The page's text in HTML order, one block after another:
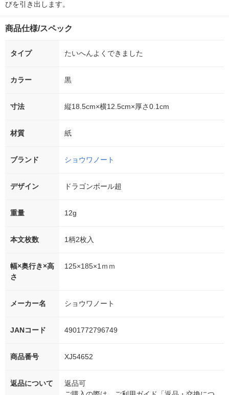
びを引き出します。
商品仕様/スペック
タイプ たいへんよくできました
カラー 黒
寸法 縦18.5cm×横12.5cm×厚さ0.1cm
材質 紙
ブランド ショウワノート
デザイン ドラゴンボール超
重量 12g
本文枚数 1柄2枚入
幅×奥行き×高
さ
125×185×1ｍｍ
メーカー名 ショウワノート
JANコード 4901772796749
商品番号 XJ54652
返品について
返品可